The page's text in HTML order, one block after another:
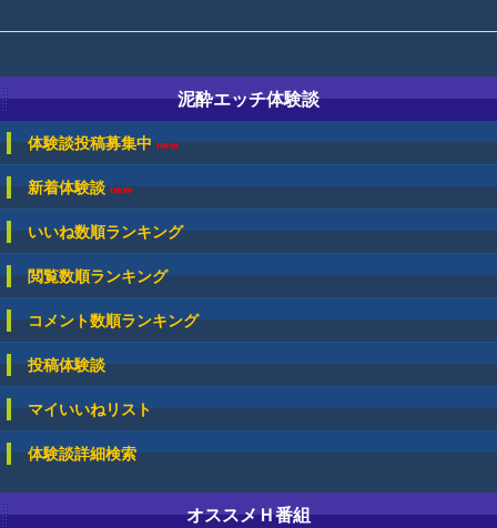
泥酔エッチ体験談
体験談投稿募集中new
新着体験談new
いいね数順ランキング
閲覧数順ランキング
コメント数順ランキング
投稿体験談
マイいいねリスト
体験談詳細検索
オススメＨ番組